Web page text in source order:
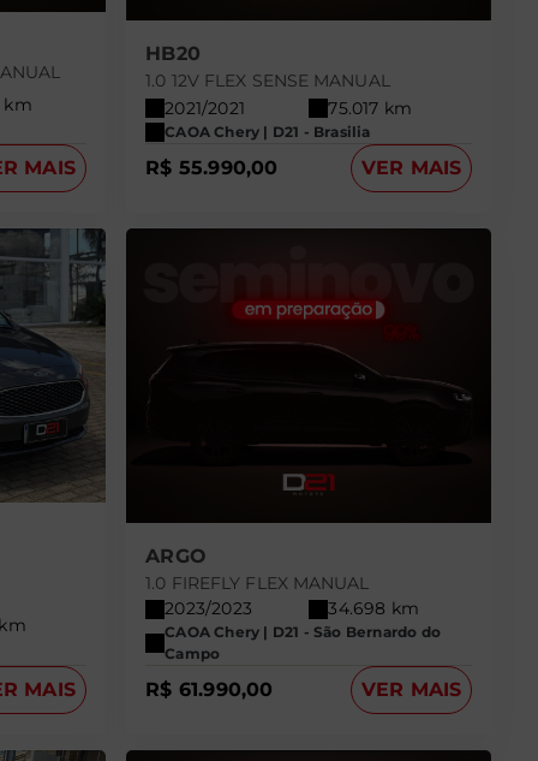
km
MAIS
HB20
1.0 12V FLEX SENSE MANUAL
2021/2021
75.017 km
CAOA Chery | D21 - Brasilia
R$ 55.990,00 VER MAIS
km
MAIS
ARGO
1.0 FIREFLY FLEX MANUAL
2023/2023
34.698 km
CAOA Chery | D21 - São Bernardo do
Campo
R$ 61.990,00 VER MAIS